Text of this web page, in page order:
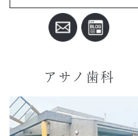
アサノ歯科